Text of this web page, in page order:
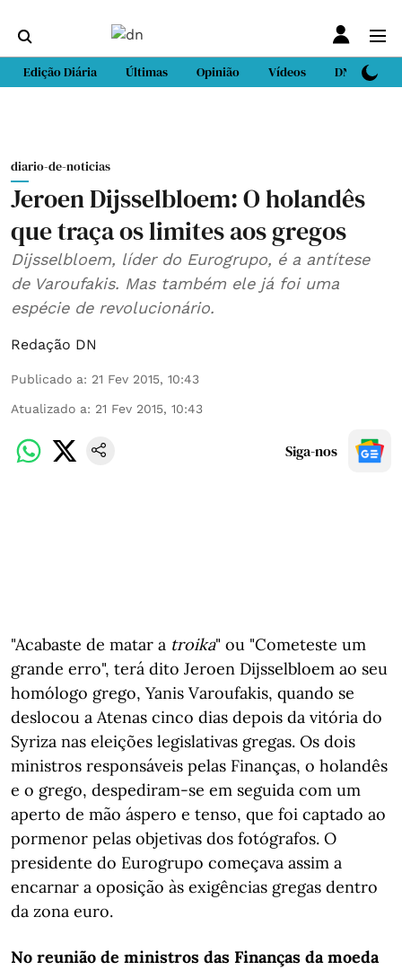
Edição Diária Últimas Opinião Vídeos DN Sport
diario-de-noticias
Jeroen Dijsselbloem: O holandês
que traça os limites aos gregos
Dijsselbloem, líder do Eurogrupo, é a antítese
de Varoufakis. Mas também ele já foi uma
espécie de revolucionário.
Redação DN
Publicado a: 21 Fev 2015, 10:43
Atualizado a: 21 Fev 2015, 10:43
Siga-nos
"Acabaste de matar a troika" ou "Cometeste um
grande erro", terá dito Jeroen Dijsselbloem ao seu
homólogo grego, Yanis Varoufakis, quando se
deslocou a Atenas cinco dias depois da vitória do
Syriza nas eleições legislativas gregas. Os dois
ministros responsáveis pelas Finanças, o holandês
e o grego, despediram-se em seguida com um
aperto de mão áspero e tenso, que foi captado ao
pormenor pelas objetivas dos fotógrafos. O
presidente do Eurogrupo começava assim a
encarnar a oposição às exigências gregas dentro
da zona euro.
No reunião de ministros das Finanças da moeda